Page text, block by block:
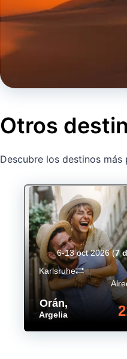
Otros
Descubre los destinos
Orán,
Argelia
Karlsruhe
6-13 oct 2026(7